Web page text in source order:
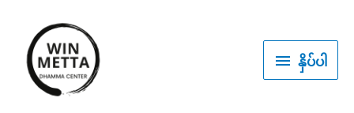
content
နှိပ် နှိပ်ပါ